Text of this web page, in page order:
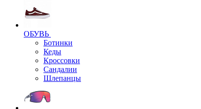
ОБУВЬ
Ботинки
Кеды
Кроссовки
Сандалии
Шлепанцы